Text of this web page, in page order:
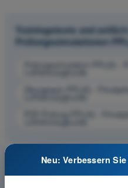
Trainingstests und
Prüfungssimulationen
Prüfungssimulation PPL(A) -
Übungsquiz PPL(A) -
PDF-Prüfung PPL(A) -
Neu: Verbessern